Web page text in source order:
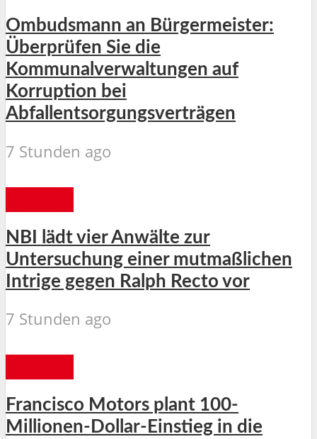
Ombudsmann an Bürgermeister:
Überprüfen Sie die
Kommunalverwaltungen auf
Korruption bei
Abfallentsorgungsverträgen
7 Stunden ago
NBI lädt vier Anwälte zur
Untersuchung einer mutmaßlichen
Intrige gegen Ralph Recto vor
7 Stunden ago
Francisco Motors plant 100-
Millionen-Dollar-Einstieg in die